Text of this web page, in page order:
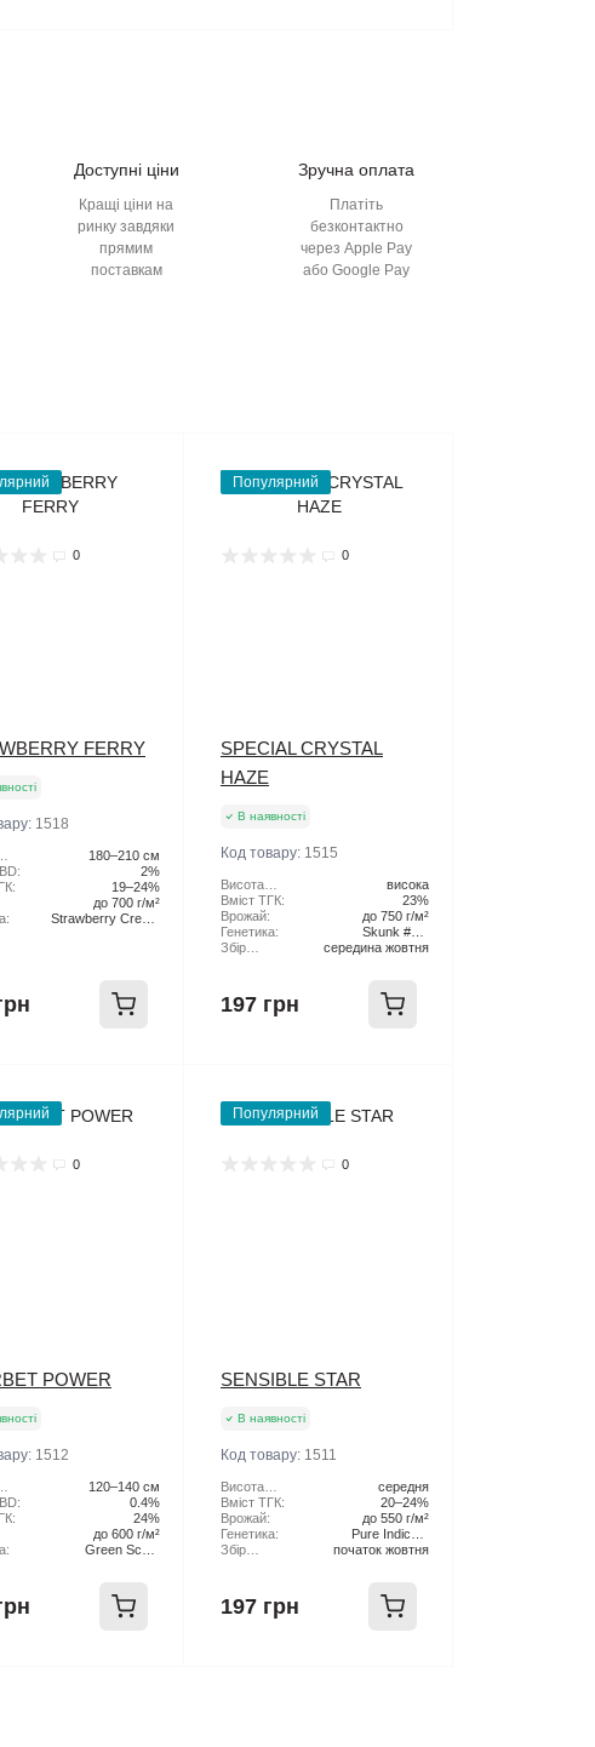
Доступні ціни
Кращі ціни на
ринку завдяки
прямим
поставкам
Зручна оплата
Платіть
безконтактно
через Apple Pay
або Google Pay
0
FERRY
1518
180–210 см
2%
19–24%
до 700 г/м²
Strawberry Cream
Популярний
0
SPECIAL CRYSTAL
HAZE
В наявності
Код товару: 1515
Висота
рослини:
висока
Вміст ТГК:
23%
Врожай:
до 750 г/м²
Генетика:
Skunk #1 x
Northern Lights x
Збір
середина жовтня
197 грн
0
POWER
1512
120–140 см
0.4%
24%
до 600 г/м²
Green Scout
Популярний
0
SENSIBLE STAR
В наявності
Код товару: 1511
Висота
рослини:
середня
Вміст ТГК:
20–24%
Врожай:
до 550 г/м²
Генетика:
Pure Indica x
Afghan x Skunk
Збір
початок жовтня
197 грн